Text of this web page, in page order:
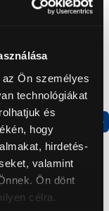
Ön személyes
technológiákat
és
hogy
hirdetés-
valamint
Ön dönt
célra.
Termék adatlap